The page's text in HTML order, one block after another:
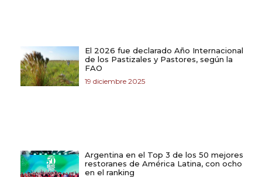
El 2026 fue declarado Año Internacional
de los Pastizales y Pastores, según la
FAO
19 diciembre 2025
Argentina en el Top 3 de los 50 mejores
restoranes de América Latina, con ocho
en el ranking